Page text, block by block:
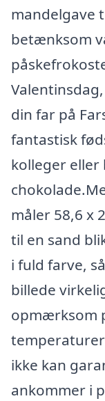
mandelgave
betænksom
din far på
fantastisk
kolleger
måler 58,6 x
til en sand
i fuld farve,
billede
opmærksom
ikke kan
ankommer i